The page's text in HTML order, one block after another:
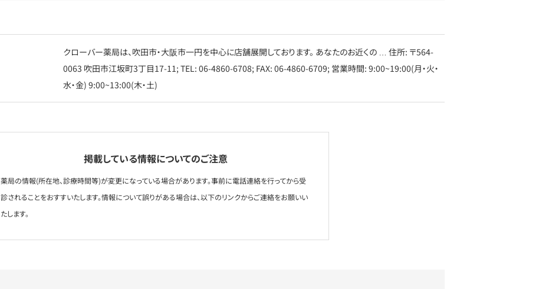
クローバー薬局は、吹田市・大阪市一円を中心に店舗展開しております。 あなたのお近くの … 住所: 〒564-
0063 吹田市江坂町3丁目17-11; TEL: 06-4860-6708; FAX: 06-4860-6709; 営業時間: 9:00~19:00(月・火・
水・金) 9:00~13:00(木・土)
掲載している情報についてのご注意
薬局の情報(所在地、診療時間等)が変更になっている場合があります。事前に電話連絡を行ってから受
診されることをおすすいたします。情報について誤りがある場合は、以下のリンクからご連絡をお願いい
たします。